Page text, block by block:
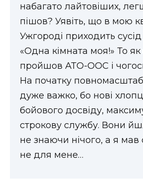
набагато лайтовіших,
пішов? Уявіть, що в мою
Ужгороді приходить сусід
«Одна кімната моя!» То як
пройшов АТО-ООС і
На початку
дуже важко, бо нові
бойового досвіду,
строкову службу. Вони
не знаючи нічого, а я мав
не для мене…